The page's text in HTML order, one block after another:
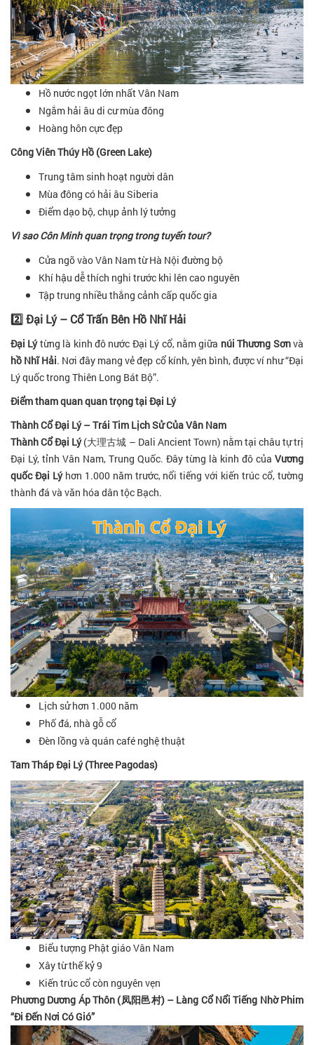
Hồ nước ngọt lớn nhất Vân Nam
Ngắm hải âu di cư mùa đông
Hoàng hôn cực đẹp
Công Viên Thúy Hồ (Green Lake)
Trung tâm sinh hoạt người dân
Mùa đông có hải âu Siberia
Điểm dạo bộ, chụp ảnh lý tưởng
Vì sao Côn Minh quan trọng trong tuyến tour?
Cửa ngõ vào Vân Nam từ Hà Nội đường bộ
Khí hậu dễ thích nghi trước khi lên cao nguyên
Tập trung nhiều thắng cảnh cấp quốc gia
2️⃣ Đại Lý – Cổ Trấn Bên Hồ Nhĩ Hải
Đại Lýtừng là kinh đô nước Đại Lý cổ, nằm giữa núi Thương Sơnvà
hồ Nhĩ Hải. Nơi đây mang vẻ đẹp cổ kính, yên bình, được ví như “Đại
Lý quốc trong Thiên Long Bát Bộ”.
Điểm tham quan quan trọng tại Đại Lý
Thành Cổ Đại Lý – Trái Tim Lịch Sử Của Vân Nam
Thành Cổ Đại Lý(大理古城 – Dali Ancient Town) nằm tại châu tự trị
Đại Lý, tỉnh Vân Nam, Trung Quốc. Đây từng là kinh đô của Vương
quốc Đại Lýhơn 1.000 năm trước, nổi tiếng với kiến trúc cổ, tường
thành đá và văn hóa dân tộc Bạch.
Lịch sử hơn 1.000 năm
Phố đá, nhà gỗ cổ
Đèn lồng và quán café nghệ thuật
Tam Tháp Đại Lý (Three Pagodas)
Biểu tượng Phật giáo Vân Nam
Xây từ thế kỷ 9
Kiến trúc cổ còn nguyên vẹn
Phương Dương Áp Thôn (凤阳邑村) – Làng Cổ Nổi Tiếng Nhờ Phim
“Đi Đến Nơi Có Gió”